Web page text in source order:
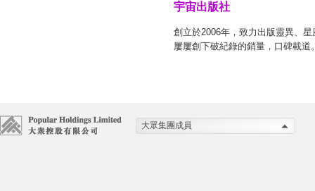
宇宙出版社
創立於2006年，致力出版靈異、
屢屢創下破紀錄的銷量，口碑載道
大眾集團成員